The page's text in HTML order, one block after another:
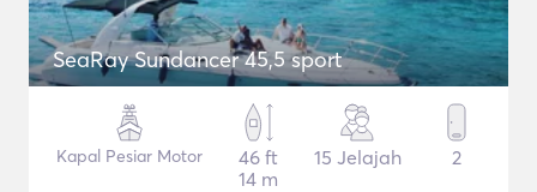
SeaRay Sundancer 45,5 sport
Kapal Pesiar Motor
46 ft
14 m
15 Jelajah 2